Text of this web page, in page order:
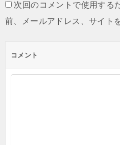
次回のコメントで使用する
前、メールアドレス、サイト
コメント